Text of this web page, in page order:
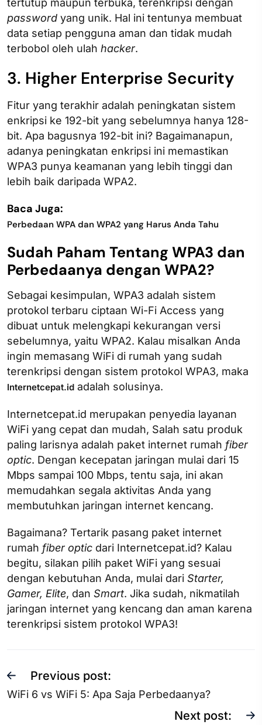
password yang unik. Hal ini tentunya membuat
data setiap pengguna aman dan tidak mudah
terbobol oleh ulah hacker.
3. Higher Enterprise Security
Fitur yang terakhir adalah peningkatan sistem
enkripsi ke 192-bit yang sebelumnya hanya 128-
bit. Apa bagusnya 192-bit ini? Bagaimanapun,
adanya peningkatan enkripsi ini memastikan
WPA3 punya keamanan yang lebih tinggi dan
lebih baik daripada WPA2.
Baca Juga:
Perbedaan WPA dan WPA2 yang Harus Anda Tahu
Sudah Paham Tentang WPA3 dan
Perbedaanya dengan WPA2?
Sebagai kesimpulan, WPA3 adalah sistem
protokol terbaru ciptaan Wi-Fi Access yang
dibuat untuk melengkapi kekurangan versi
sebelumnya, yaitu WPA2. Kalau misalkan Anda
ingin memasang WiFi di rumah yang sudah
terenkripsi dengan sistem protokol WPA3, maka
Internetcepat.id adalah solusinya.
Internetcepat.id merupakan penyedia layanan
WiFi yang cepat dan mudah, Salah satu produk
paling larisnya adalah paket internet rumah fiber
optic. Dengan kecepatan jaringan mulai dari 15
Mbps sampai 100 Mbps, tentu saja, ini akan
memudahkan segala aktivitas Anda yang
membutuhkan jaringan internet kencang.
Bagaimana? Tertarik pasang paket internet
rumah fiber optic dari Internetcepat.id? Kalau
begitu, silakan pilih paket WiFi yang sesuai
dengan kebutuhan Anda, mulai dari Starter,
Gamer, Elite, dan Smart. Jika sudah, nikmatilah
jaringan internet yang kencang dan aman karena
terenkripsi sistem protokol WPA3!
Previous post:
WiFi 6 vs WiFi 5: Apa Saja Perbedaanya?
Next post: